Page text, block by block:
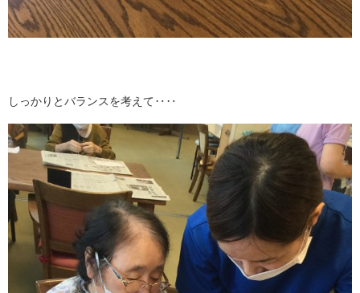
しっかりとバランスを考えて‥‥